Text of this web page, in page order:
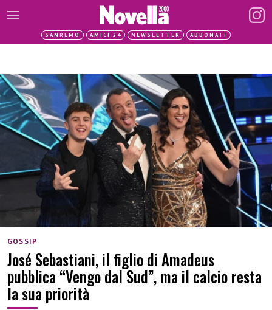
SANREMO AMICI 24 NEWSLETTER ABBONATI
GOSSIP
José Sebastiani, il figlio di Amadeus
pubblica “Vengo dal Sud”, ma il calcio resta
la sua priorità